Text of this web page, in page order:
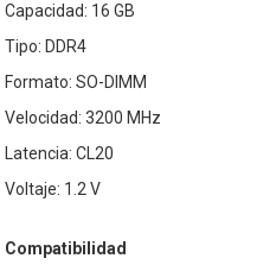
Capacidad: 16 GB
Tipo: DDR4
Formato: SO-DIMM
Velocidad: 3200 MHz
Latencia: CL20
Voltaje: 1.2 V
Compatibilidad